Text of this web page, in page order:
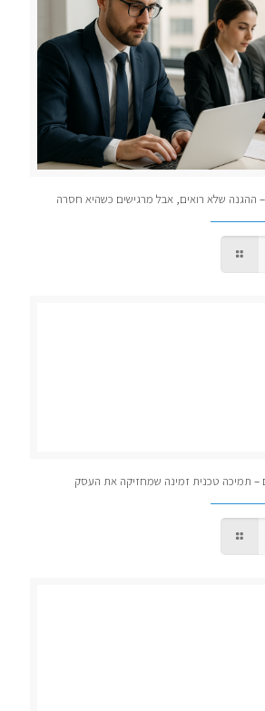
– ההגנה שלא רואים, אבל מרגישים כשהיא חסרה